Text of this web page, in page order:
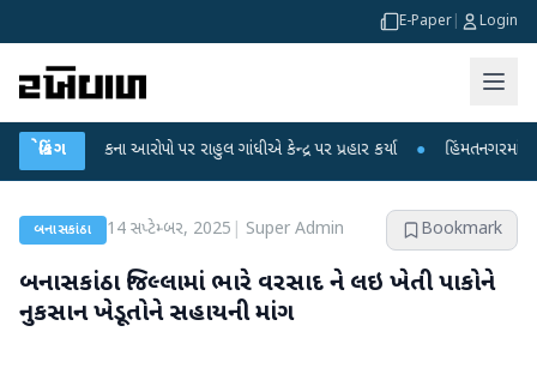
E-Paper Login
બ્રેકિંગ
લીકના આરોપો પર રાહુલ ગાંધીએ કેન્દ્ર પર પ્રહાર કર્યા ● હિંમતનગરમાં રહસ્યમય
બનાસકાંઠા 14 સપ્ટેમ્બર, 2025 Super Admin Bookmark
બનાસકાંઠા જિલ્લામાં ભારે વરસાદ ને લઇ ખેતી પાકોને
નુકસાન ખેડૂતોને સહાયની માંગ